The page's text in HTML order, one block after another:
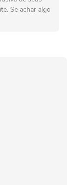
Se achar algo